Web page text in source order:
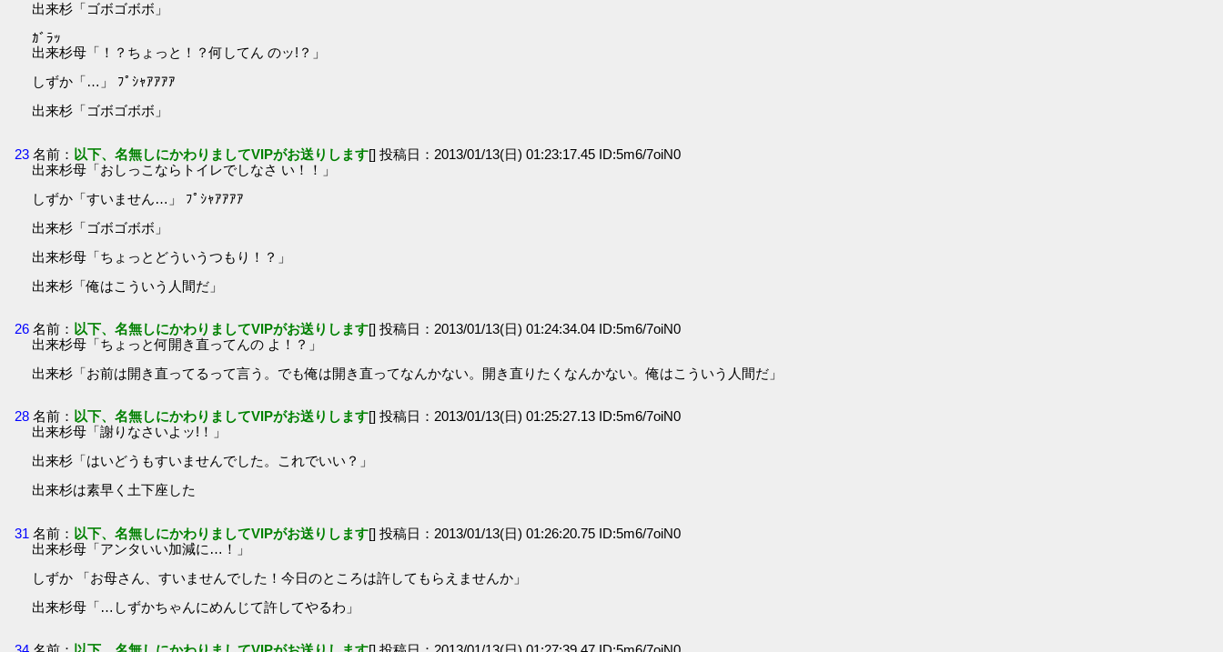
出来杉「ゴボゴボボ」
ｶﾞﾗｯ
出来杉母「！？ちょっと！？何してん のッ!？」
しずか「…」 ﾌﾟｼｬｱｱｱｱ
出来杉「ゴボゴボボ」
23 名前： 以下、名無しにかわりましてVIPがお送りします[] 投稿日：2013/01/13(日) 01:23:17.45 ID:5m6/7oiN0
出来杉母「おしっこならトイレでしなさ い！！」
しずか「すいません…」 ﾌﾟｼｬｱｱｱｱ
出来杉「ゴボゴボボ」
出来杉母「ちょっとどういうつもり！？」
出来杉「俺はこういう人間だ」
26 名前： 以下、名無しにかわりましてVIPがお送りします[] 投稿日：2013/01/13(日) 01:24:34.04 ID:5m6/7oiN0
出来杉母「ちょっと何開き直ってんの よ！？」
出来杉「お前は開き直ってるって言う。でも俺は開き直ってなんかない。開き直りたくなんかない。俺はこういう人間だ」
28 名前： 以下、名無しにかわりましてVIPがお送りします[] 投稿日：2013/01/13(日) 01:25:27.13 ID:5m6/7oiN0
出来杉母「謝りなさいよッ!！」
出来杉「はいどうもすいませんでした。これでいい？」
出来杉は素早く土下座した
31 名前： 以下、名無しにかわりましてVIPがお送りします[] 投稿日：2013/01/13(日) 01:26:20.75 ID:5m6/7oiN0
出来杉母「アンタいい加減に…！」
しずか 「お母さん、すいませんでした！今日のところは許してもらえませんか」
出来杉母「…しずかちゃんにめんじて許してやるわ」